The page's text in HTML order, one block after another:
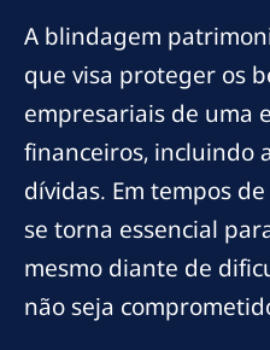
A blindagem
que visa proteger os
empresariais de uma
financeiros, incluindo
dívidas. Em tempos
se torna essencial
mesmo diante de
não seja